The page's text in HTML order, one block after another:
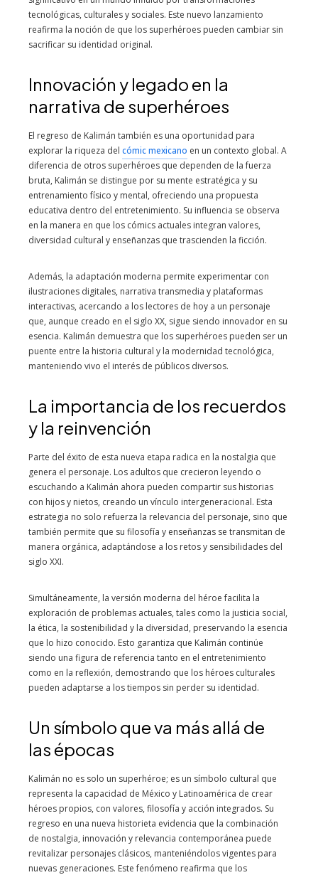
tecnológicas, culturales y sociales. Este nuevo lanzamiento
reafirma la noción de que los superhéroes pueden cambiar sin
sacrificar su identidad original.
Innovación y legado en la
narrativa de superhéroes
El regreso de Kalimán también es una oportunidad para
explorar la riqueza del cómic mexicano en un contexto global. A
diferencia de otros superhéroes que dependen de la fuerza
bruta, Kalimán se distingue por su mente estratégica y su
entrenamiento físico y mental, ofreciendo una propuesta
educativa dentro del entretenimiento. Su influencia se observa
en la manera en que los cómics actuales integran valores,
diversidad cultural y enseñanzas que trascienden la ficción.
Además, la adaptación moderna permite experimentar con
ilustraciones digitales, narrativa transmedia y plataformas
interactivas, acercando a los lectores de hoy a un personaje
que, aunque creado en el siglo XX, sigue siendo innovador en su
esencia. Kalimán demuestra que los superhéroes pueden ser un
puente entre la historia cultural y la modernidad tecnológica,
manteniendo vivo el interés de públicos diversos.
La importancia de los recuerdos
y la reinvención
Parte del éxito de esta nueva etapa radica en la nostalgia que
genera el personaje. Los adultos que crecieron leyendo o
escuchando a Kalimán ahora pueden compartir sus historias
con hijos y nietos, creando un vínculo intergeneracional. Esta
estrategia no solo refuerza la relevancia del personaje, sino que
también permite que su filosofía y enseñanzas se transmitan de
manera orgánica, adaptándose a los retos y sensibilidades del
siglo XXI.
Simultáneamente, la versión moderna del héroe facilita la
exploración de problemas actuales, tales como la justicia social,
la ética, la sostenibilidad y la diversidad, preservando la esencia
que lo hizo conocido. Esto garantiza que Kalimán continúe
siendo una figura de referencia tanto en el entretenimiento
como en la reflexión, demostrando que los héroes culturales
pueden adaptarse a los tiempos sin perder su identidad.
Un símbolo que va más allá de
las épocas
Kalimán no es solo un superhéroe; es un símbolo cultural que
representa la capacidad de México y Latinoamérica de crear
héroes propios, con valores, filosofía y acción integrados. Su
regreso en una nueva historieta evidencia que la combinación
de nostalgia, innovación y relevancia contemporánea puede
revitalizar personajes clásicos, manteniéndolos vigentes para
nuevas generaciones. Este fenómeno reafirma que los